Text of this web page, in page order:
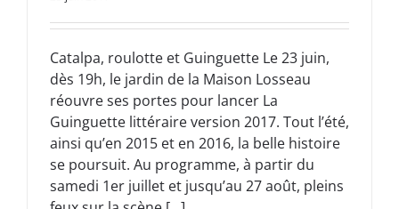
Catalpa, roulotte et Guinguette Le 23 juin,
dès 19h, le jardin de la Maison Losseau
réouvre ses portes pour lancer La
Guinguette littéraire version 2017. Tout l’été,
ainsi qu’en 2015 et en 2016, la belle histoire
se poursuit. Au programme, à partir du
samedi 1er juillet et jusqu’au 27 août, pleins